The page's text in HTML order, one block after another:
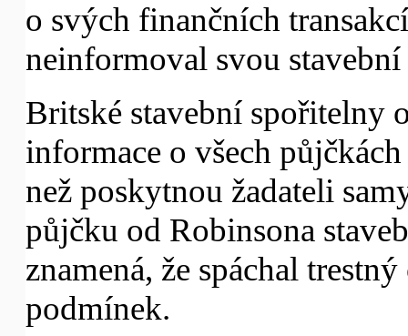
o svých finančních
neinformoval svou
Britské stavební spořitelny
informace o všech
než poskytnou žadateli
půjčku od Robinsona
znamená, že spáchal
podmínek.